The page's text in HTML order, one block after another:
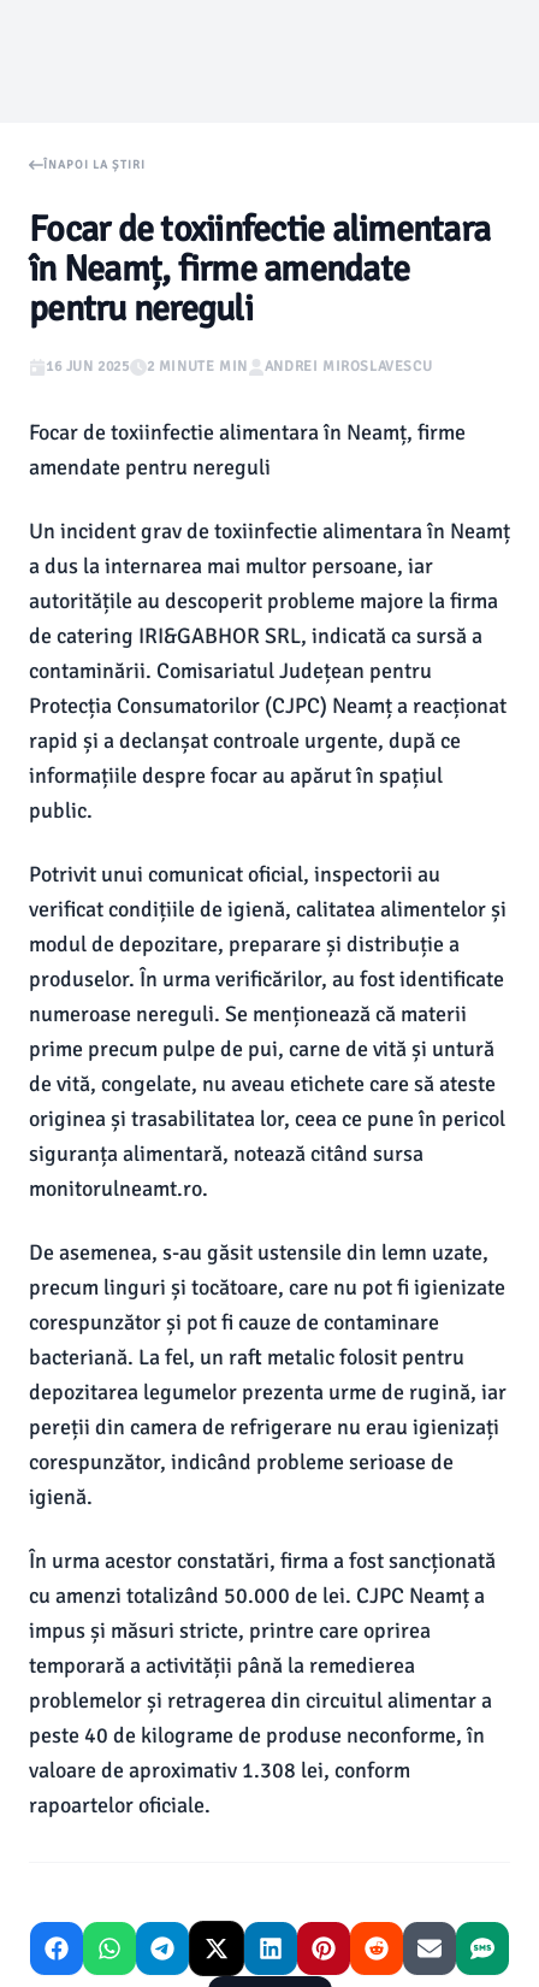
ÎNAPOI LA ȘTIRI
Focar de toxiinfectie alimentara
în Neamț, firme amendate
pentru nereguli
16 JUN 2025 2 MINUTE MIN ANDREI MIROSLAVESCU
Focar de toxiinfectie alimentara în Neamț, firme
amendate pentru nereguli
Un incident grav de toxiinfectie alimentara în Neamț
a dus la internarea mai multor persoane, iar
autoritățile au descoperit probleme majore la firma
de catering IRI&GABHOR SRL, indicată ca sursă a
contaminării. Comisariatul Județean pentru
Protecția Consumatorilor (CJPC) Neamț a reacționat
rapid și a declanșat controale urgente, după ce
informațiile despre focar au apărut în spațiul
public.
Potrivit unui comunicat oficial, inspectorii au
verificat condițiile de igienă, calitatea alimentelor și
modul de depozitare, preparare și distribuție a
produselor. În urma verificărilor, au fost identificate
numeroase nereguli. Se menționează că materii
prime precum pulpe de pui, carne de vită și untură
de vită, congelate, nu aveau etichete care să ateste
originea și trasabilitatea lor, ceea ce pune în pericol
siguranța alimentară, notează citând sursa
monitorulneamt.ro.
De asemenea, s-au găsit ustensile din lemn uzate,
precum linguri și tocătoare, care nu pot fi igienizate
corespunzător și pot fi cauze de contaminare
bacteriană. La fel, un raft metalic folosit pentru
depozitarea legumelor prezenta urme de rugină, iar
pereții din camera de refrigerare nu erau igienizați
corespunzător, indicând probleme serioase de
igienă.
În urma acestor constatări, firma a fost sancționată
cu amenzi totalizând 50.000 de lei. CJPC Neamț a
impus și măsuri stricte, printre care oprirea
temporară a activității până la remedierea
problemelor și retragerea din circuitul alimentar a
peste 40 de kilograme de produse neconforme, în
valoare de aproximativ 1.308 lei, conform
rapoartelor oficiale.